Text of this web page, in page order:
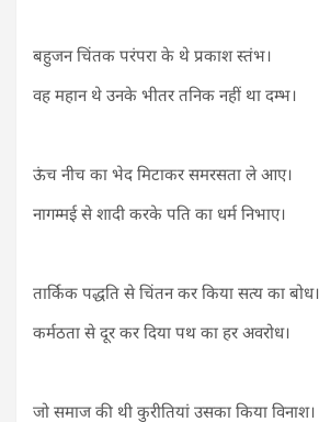
बहुजन चिंतक परंपरा के थे प्रकाश स्तंभ।
वह महान थे उनके भीतर तनिक नहीं था दम्भ।
ऊंच नीच का भेद मिटाकर समरसता ले आए।
नागम्मई से शादी करके पति का धर्म निभाए।
तार्किक पद्धति से चिंतन कर किया सत्य का बोध।
कर्मठता से दूर कर दिया पथ का हर अवरोध।
जो समाज की थी कुरीतियां उसका किया विनाश।